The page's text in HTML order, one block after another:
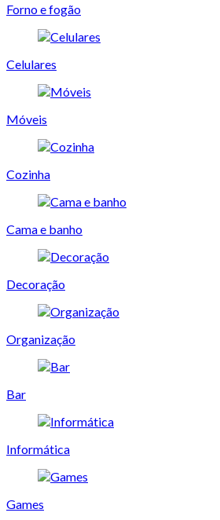
Forno e fogão
Celulares
Móveis
Cozinha
Cama e banho
Decoração
Organização
Bar
Informática
Games